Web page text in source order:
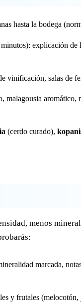
hasta la bodega
explicación
vinificación, salas de
malagousia
(cerdo curado),
menos
marcada,
y frutales